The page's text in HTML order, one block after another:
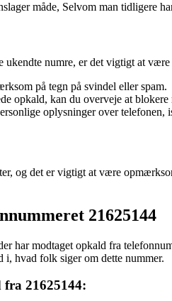
måde, Selvom man tidligere
numre, er det vigtigt at
på tegn på svindel eller spam.
opkald, kan du overveje at blokere
oplysninger over telefonen,
og det er vigtigt at være
21625144
har modtaget opkald fra
i, hvad folk siger om dette nummer.
21625144: